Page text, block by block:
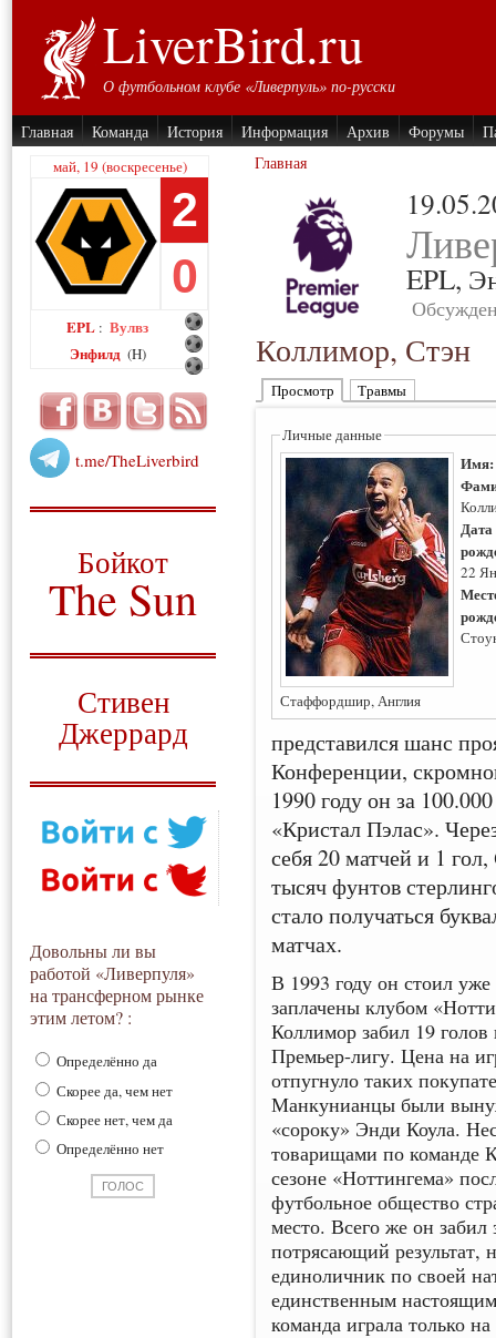
LiverBird.ru
О футбольном клубе «Ливерпуль» по-русски
Главная Команда История Информация Архив Форумы
май, 19 (воскресенье)
2
0
EPL : Вулвз
Энфилд (H)
t.me/TheLiverbird
Бойкот
The Sun
Стивен
Джеррард
Довольны ли вы
работой «Ливерпуля»
на трансферном рынке
этим летом? :
Определённо да
Скорее да, чем нет
Скорее нет, чем да
Определённо нет
Главная
EPL,
Коллимор, Стэн
Просмотр Травмы
Личные данные
Дата
22
Стаффордшир, Англия
представился шанс
Конференции,
1990 году он за
«Кристал Пэлас».
себя 20 матчей и 1
тысяч фунтов
стало получаться
матчах.
В 1993 году он стоил
заплачены клубом
Коллимор забил 19
Премьер-лигу. Цена на
отпугнуло таких
Манкунианцы были
«сороку» Энди Коула.
товарищами по команде
сезоне «Ноттингема»
футбольное общество
место. Всего же он
потрясающий результат,
единоличник по своей
единственным
команда играла только